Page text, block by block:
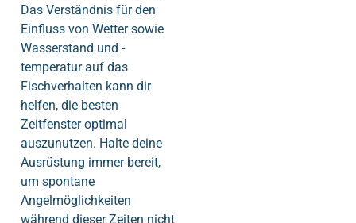
Das Verständnis für den
Einfluss von Wetter sowie
Wasserstand und -
temperatur auf das
Fischverhalten kann dir
helfen, die besten
Zeitfenster optimal
auszunutzen. Halte deine
Ausrüstung immer bereit,
um spontane
Angelmöglichkeiten
während dieser Zeiten nicht